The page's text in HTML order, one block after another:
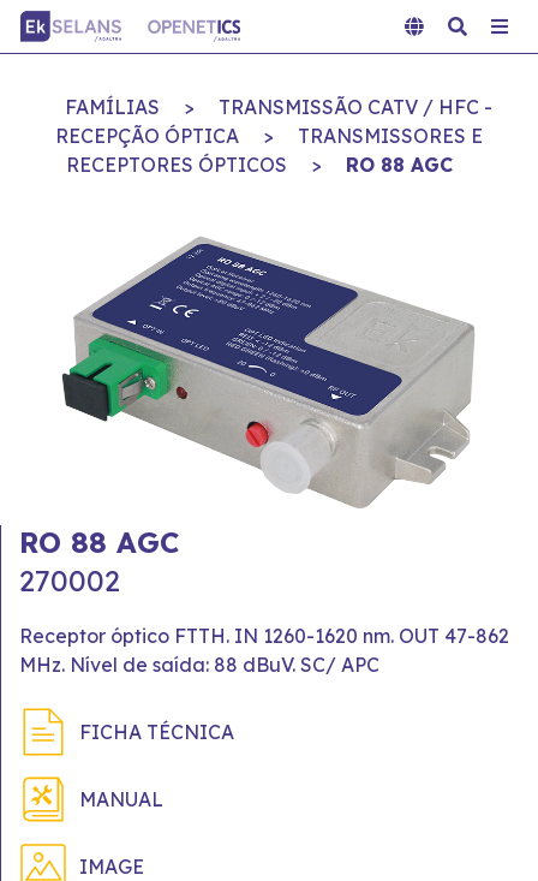
FAMÍLIAS >
TRANSMISSÃO CATV / HFC -
RECEPÇÃO ÓPTICA
>
TRANSMISSORES E
RECEPTORES ÓPTICOS
> RO 88 AGC
RO 88 AGC
270002
Receptor óptico FTTH. IN 1260-1620 nm. OUT 47-862
MHz. Nível de saída: 88 dBuV. SC/ APC
FICHA TÉCNICA
MANUAL
IMAGE